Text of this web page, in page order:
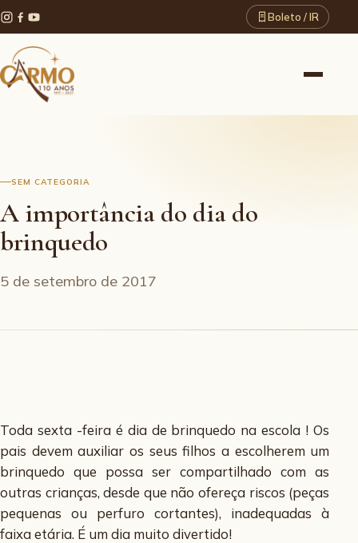
Boleto / IR
SEM CATEGORIA
A importância do dia do
brinquedo
5 de setembro de 2017
Toda sexta -feira é dia de brinquedo na escola ! Os
pais devem auxiliar os seus filhos a escolherem um
brinquedo que possa ser compartilhado com as
outras crianças, desde que não ofereça riscos (peças
pequenas ou perfuro cortantes), inadequadas à
faixa etária. É um dia muito divertido!